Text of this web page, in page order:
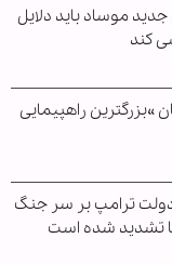
موساد باید دلایل
کند
»بزرگترین راهپیمایی
ترامپ بر سر جنگ
تشدید شده است